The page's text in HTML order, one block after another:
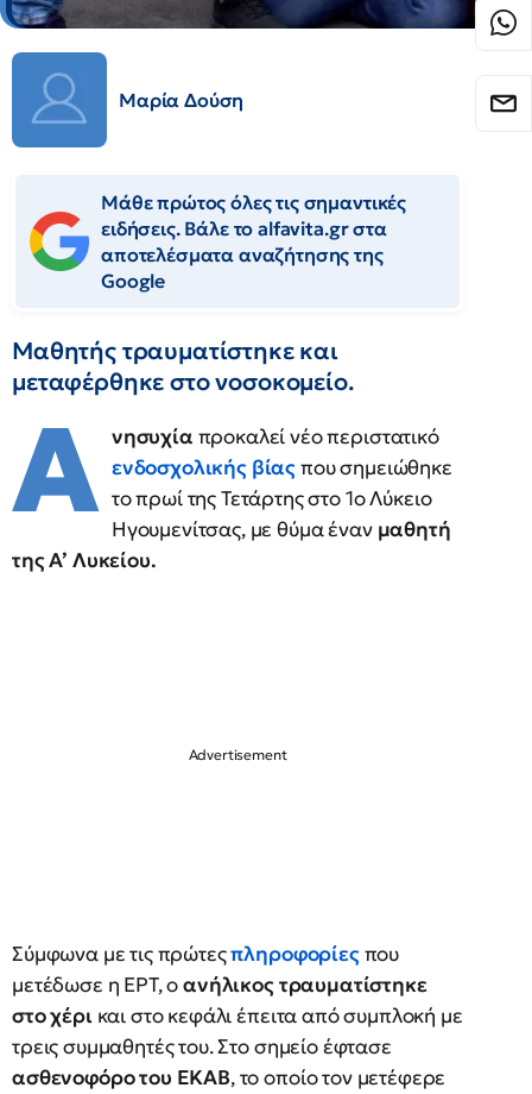
Μαρία Δούση
Μάθε πρώτος όλες τις σημαντικές
ειδήσεις. Βάλε το alfavita.gr στα
αποτελέσματα αναζήτησης της
Google
Μαθητής τραυματίστηκε και
μεταφέρθηκε στο νοσοκομείο.
Α νησυχία προκαλεί νέο περιστατικό
ενδοσχολικής βίαςπου σημειώθηκε
το πρωί της Τετάρτης στο 1ο Λύκειο
Ηγουμενίτσας, με θύμα έναν μαθητή
της Α’ Λυκείου.
Σύμφωνα με τις πρώτεςπληροφορίεςπου
μετέδωσε η ΕΡΤ, οανήλικος τραυματίστηκε
στο χέρικαι στο κεφάλι έπειτα από συμπλοκή με
τρεις συμμαθητές του. Στο σημείο έφτασε
ασθενοφόρο του ΕΚΑΒ, το οποίο τον μετέφερε